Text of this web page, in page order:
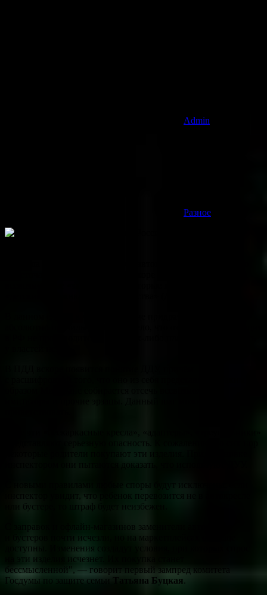
Admin
Разное
некоторые родители покупают эти изделия. При остановке
инспектором они пытаются доказать, что используют ДУУ.
инспектор увидит, что ребенок перевозится не в автокресле
или бустере, то штраф будет неизбежен.
С заправок и офлайн-магазинов заменители автокресел
и бустеров почти исчезли, но на маркетплейсах они еще
доступны. Изменения создадут условия, при которых спрос
на эти изделия исчезнет. Их покупка станет
бессмысленной", — говорит первый зампред комитета
Госдумы по защите семьи Татьяна Буцкая.